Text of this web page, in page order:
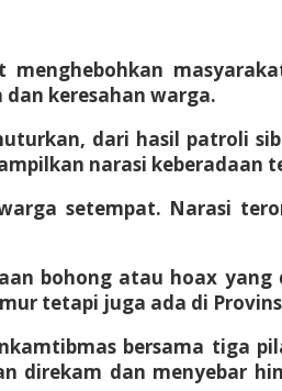
keresahan warga.
dari hasil patroli
narasi keberadaan
setempat. Narasi
bohong atau hoax
tetapi juga ada di
bersama tiga
dan menyebar